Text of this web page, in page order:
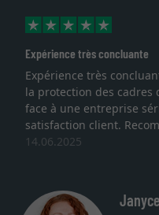
Expérience très concluante
Expérience très
la protection des cadres
face à une entreprise
satisfaction client.
14.06.2025